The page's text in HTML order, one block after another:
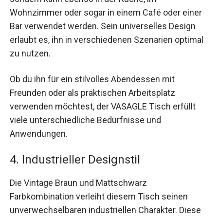
Wohnzimmer oder sogar in einem Café oder einer
Bar verwendet werden. Sein universelles Design
erlaubt es, ihn in verschiedenen Szenarien optimal
zu nutzen.
Ob du ihn für ein stilvolles Abendessen mit
Freunden oder als praktischen Arbeitsplatz
verwenden möchtest, der VASAGLE Tisch erfüllt
viele unterschiedliche Bedürfnisse und
Anwendungen.
4. Industrieller Designstil
Die Vintage Braun und Mattschwarz
Farbkombination verleiht diesem Tisch seinen
unverwechselbaren industriellen Charakter. Diese